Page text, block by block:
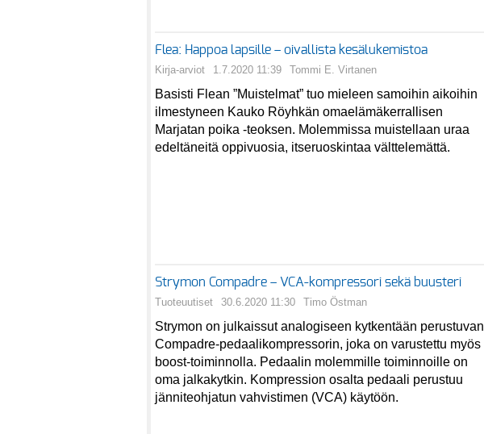
Flea: Happoa lapsille – oivallista kesälukemistoa
Kirja-arviot 1.7.2020 11:39 Tommi E. Virtanen
Basisti Flean ”Muistelmat” tuo mieleen samoihin aikoihin
ilmestyneen Kauko Röyhkän omaelämäkerrallisen
Marjatan poika -teoksen. Molemmissa muistellaan uraa
edeltäneitä oppivuosia, itseruoskintaa välttelemättä.
Strymon Compadre – VCA-kompressori sekä buusteri
Tuoteuutiset 30.6.2020 11:30 Timo Östman
Strymon on julkaissut analogiseen kytkentään perustuvan
Compadre-pedaalikompressorin, joka on varustettu myös
boost-toiminnolla. Pedaalin molemmille toiminnoille on
oma jalkakytkin. Kompression osalta pedaali perustuu
jänniteohjatun vahvistimen (VCA) käytöön.